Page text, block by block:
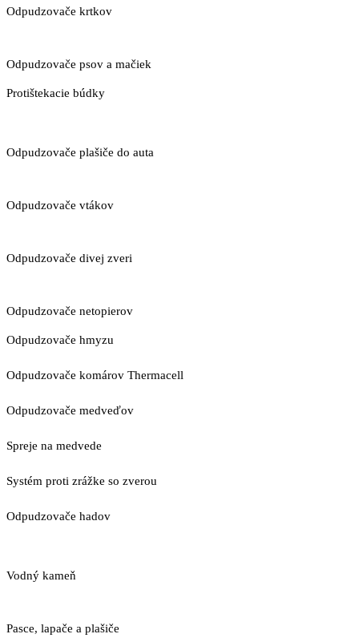
Odpudzovače krtkov
Odpudzovače psov a mačiek
Protištekacie búdky
Odpudzovače plašiče do auta
Odpudzovače vtákov
Odpudzovače divej zveri
Odpudzovače netopierov
Odpudzovače hmyzu
Odpudzovače komárov Thermacell
Odpudzovače medveďov
Spreje na medvede
Systém proti zrážke so zverou
Odpudzovače hadov
Vodný kameň
Pasce, lapače a plašiče